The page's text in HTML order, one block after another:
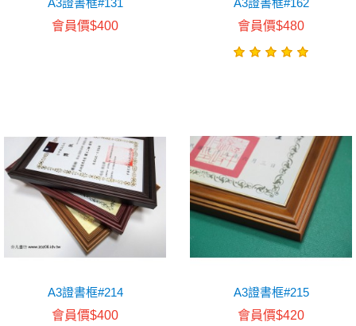
會員價$400
會員價$480
A3證書框#214
會員價$400
A3證書框#215
會員價$420